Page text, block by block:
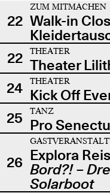
22
ZUM MITMACHEN
Walk-in
22
THEATER
Theater
24
THEATER
Kick Off
25
TANZ
Pro
26 Explora
Bord?! –
Solarboot